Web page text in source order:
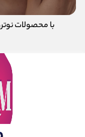
با محصولات